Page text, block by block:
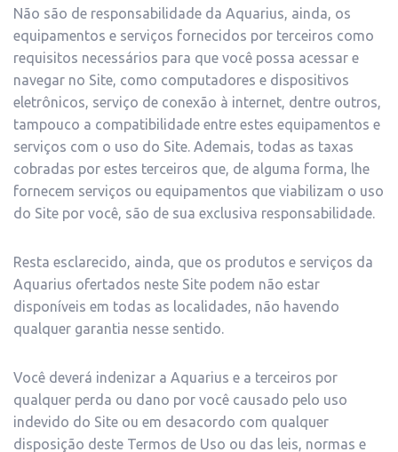
Não são de responsabilidade da Aquarius, ainda, os
equipamentos e serviços fornecidos por terceiros como
requisitos necessários para que você possa acessar e
navegar no Site, como computadores e dispositivos
eletrônicos, serviço de conexão à internet, dentre outros,
tampouco a compatibilidade entre estes equipamentos e
serviços com o uso do Site. Ademais, todas as taxas
cobradas por estes terceiros que, de alguma forma, lhe
fornecem serviços ou equipamentos que viabilizam o uso
do Site por você, são de sua exclusiva responsabilidade.
Resta esclarecido, ainda, que os produtos e serviços da
Aquarius ofertados neste Site podem não estar
disponíveis em todas as localidades, não havendo
qualquer garantia nesse sentido.
Você deverá indenizar a Aquarius e a terceiros por
qualquer perda ou dano por você causado pelo uso
indevido do Site ou em desacordo com qualquer
disposição deste Termos de Uso ou das leis, normas e